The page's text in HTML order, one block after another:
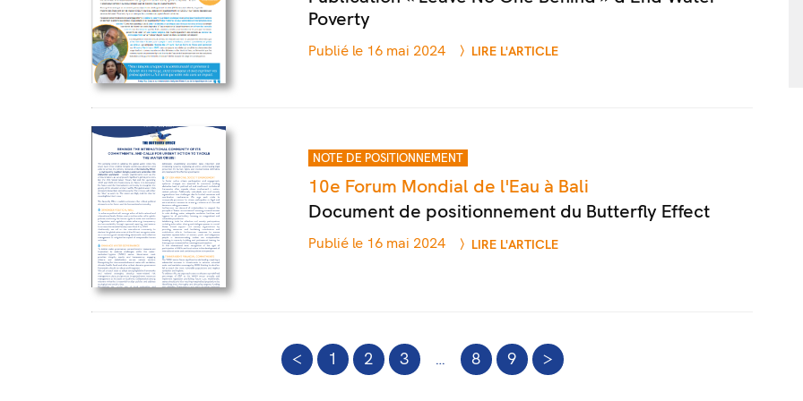
Poverty
Publié le 16 mai 2024 LIRE L'ARTICLE
NOTE DE POSITIONNEMENT
10e Forum Mondial de l'Eau à Bali
Document de positionnement du Butterfly Effect
Publié le 16 mai 2024 LIRE L'ARTICLE
< 1 2 3 … 8 9 >